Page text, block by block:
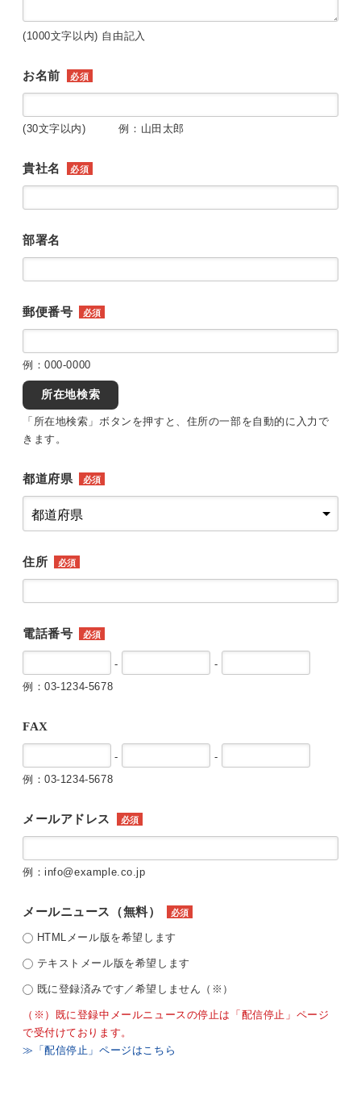
(1000文字以内) 自由記入
お名前 必須
(30文字以内) 例：山田太郎
貴社名 必須
部署名
郵便番号 必須
例：000-0000
所在地検索
「所在地検索」ボタンを押すと、住所の一部を自動的に入力で
きます。
都道府県 必須
住所 必須
電話番号 必須
-
-
例：03-1234-5678
FAX
-
-
例：03-1234-5678
メールアドレス 必須
例：info@example.co.jp
メールニュース（無料） 必須
HTMLメール版を希望します
テキストメール版を希望します
既に登録済みです／希望しません（※）
（※）既に登録中メールニュースの停止は「配信停止」ページ
で受付けております。
≫「配信停止」ページはこちら